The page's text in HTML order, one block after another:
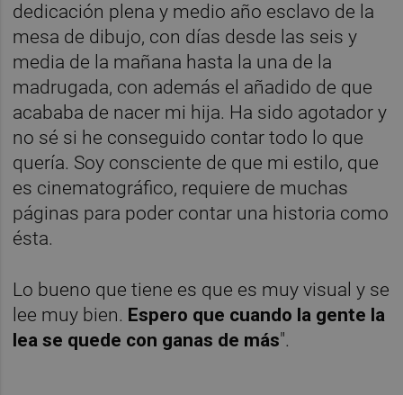
dedicación plena y medio año esclavo de la
mesa de dibujo, con días desde las seis y
media de la mañana hasta la una de la
madrugada, con además el añadido de que
acababa de nacer mi hija. Ha sido agotador y
no sé si he conseguido contar todo lo que
quería. Soy consciente de que mi estilo, que
es cinematográfico, requiere de muchas
páginas para poder contar una historia como
ésta.
Lo bueno que tiene es que es muy visual y se
lee muy bien. Espero que cuando la gente la
lea se quede con ganas de más".